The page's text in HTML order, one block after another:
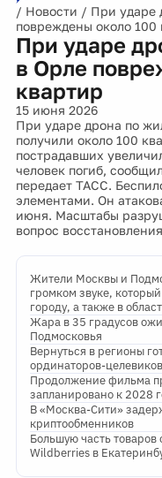
/ Новости / При ударе
повреждены около 100
При ударе
в Орле
квартир
15 июня 2026
При ударе дрона по
получили около 100
пострадавших
человек погиб,
передает ТАСС.
элементами. Он
июня. Масштабы
вопрос
Жители Москвы и
громком звуке,
городу, а также в
Жара в 35 градусов
Подмосковья
Вернуться в регионы
ординаторов-целевиков
Продолжение фильма
запланировано к 2028
В «Москва-Сити»
криптообменников
Большую часть
Wildberries в